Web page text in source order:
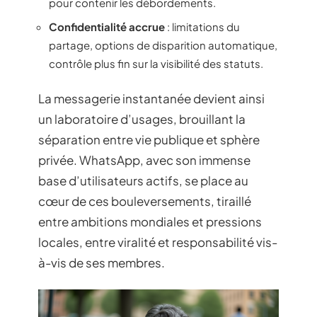
Confidentialité accrue : limitations du
partage, options de disparition automatique,
contrôle plus fin sur la visibilité des statuts.
La messagerie instantanée devient ainsi
un laboratoire d’usages, brouillant la
séparation entre vie publique et sphère
privée. WhatsApp, avec son immense
base d’utilisateurs actifs, se place au
cœur de ces bouleversements, tiraillé
entre ambitions mondiales et pressions
locales, entre viralité et responsabilité vis-
à-vis de ses membres.